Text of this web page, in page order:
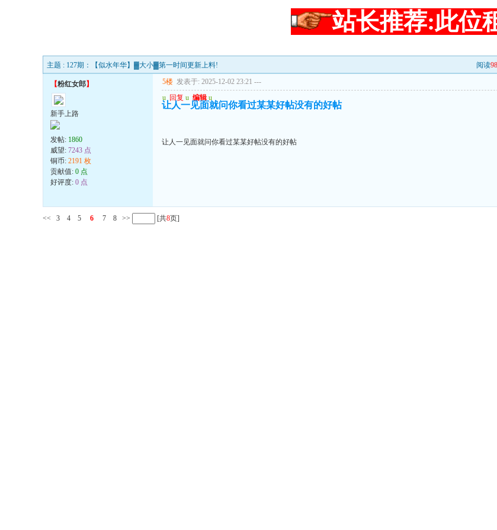
站长推荐:此位
主题 : 127期：【似水年华】▓大小▓第一时间更新上料! 阅读
【粉红女郎】
新手上路
发帖: 1860
威望: 7243 点
铜币: 2191 枚
贡献值: 0 点
好评度: 0 点
5楼 发表于: 2025-12-02 23:21 ---
u 回复 u 编辑 u
让人一见面就问你看过某某好帖没有的好帖
让人一见面就问你看过某某好帖没有的好帖
<< 3 4 5 6 7 8 >> [共8页]